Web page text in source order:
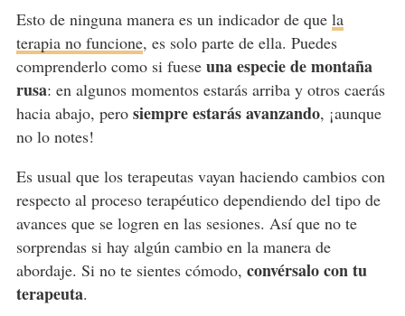
Esto de ninguna manera es un indicador de que la
terapia no funcione, es solo parte de ella. Puedes
comprenderlo como si fuese una especie de montaña
rusa: en algunos momentos estarás arriba y otros caerás
hacia abajo, pero siempre estarás avanzando, ¡aunque
no lo notes!
Es usual que los terapeutas vayan haciendo cambios con
respecto al proceso terapéutico dependiendo del tipo de
avances que se logren en las sesiones. Así que no te
sorprendas si hay algún cambio en la manera de
abordaje. Si no te sientes cómodo, convérsalo con tu
terapeuta.